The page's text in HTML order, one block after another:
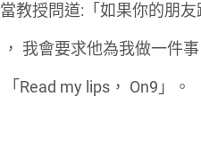
當教授問道: 「如果你的朋
， 我會要求他為我做一件
「 Read my lips ， On9 」。